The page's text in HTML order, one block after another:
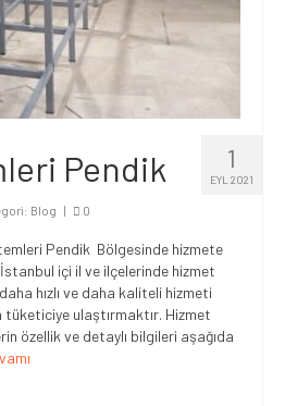
1
EYL 2021
Pendik
Blog | 0
Pendik Bölgesinde hizmete
içi il ve ilçelerinde hizmet
hızlı ve daha kaliteli hizmeti
ulaştırmaktır. Hizmet
özellik ve detaylı bilgileri aşağıda